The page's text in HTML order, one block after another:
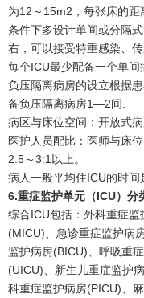
为12～15m2，每张床的
条件下多设计单间或分隔
右，可以接受特重感染、传
每个ICU最少配备一个单
负压隔离病房的设立根据
备负压隔离病房1—2间.
病区与床位空间：开放式
医护人员配比：医师与床
2.5～3:1以上。
病人一般平均住ICU的时
6.重症监护单元（ICU）分
综合ICU包括：外科重症
(MICU)、急诊重症监护病
监护病房(BICU)、呼吸重
(UICU)、新生儿重症监护
科重症监护病房(PICU)、